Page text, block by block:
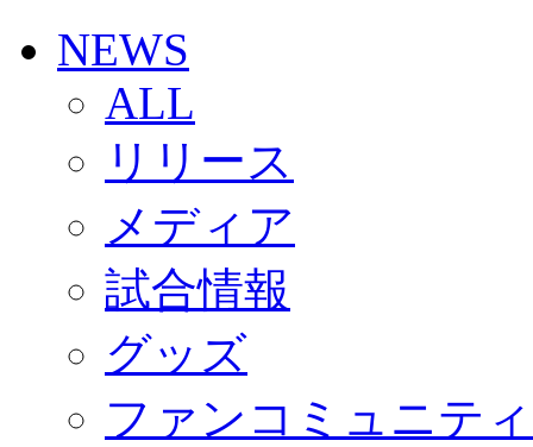
SCHEDULE
2026/27
練習見学時のファンサービスについて
TICKET
奈良クラブ明治安田J3リーグ2026/27シーズン試
奈良クラブ明治安田Ｊ3リーグ 2026/27シーズン「
観戦ルール＆マナー
2026/27ファンコミュニティ
サポートショップ
GOODS
オフィシャルストア（実店舗）
オンラインストア
ACADEMY
アカデミーについて
コーチ&スタッフ
ジュニア
NEWS
ALL
リリース
メディア
試合情報
グッズ
ファンコミュニティ